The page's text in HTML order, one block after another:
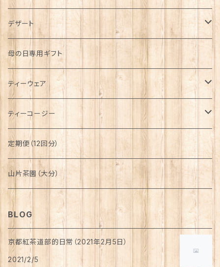
大分県
デザート
タルト
プリン
八天堂
アイス
ショコラ
ケーキ
チョコレート
ワッフル
母の日専用ギフト
ティーウェア
ティーセット
カップ
収納袋
ティーコージー
手縫い
機械縫い
定期便（12回分）
山片茶園（大分）
BLOG
京都紅茶道部的日常（2021年2月5日）
2021/2/5